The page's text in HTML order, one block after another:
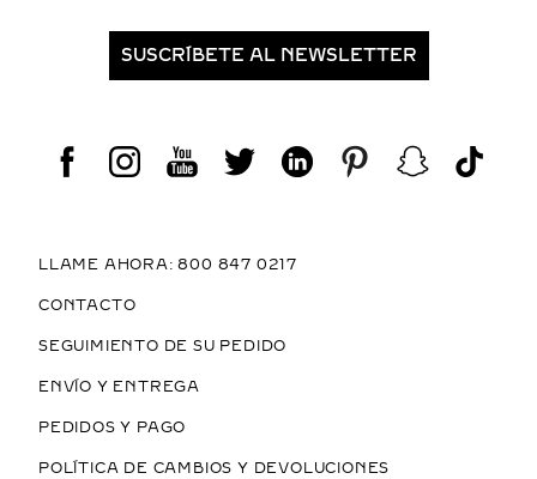
SUSCRÍBETE AL NEWSLETTER
LLAME AHORA: 800 847 0217
CONTACTO
SEGUIMIENTO DE SU PEDIDO
ENVÍO Y ENTREGA
PEDIDOS Y PAGO
POLÍTICA DE CAMBIOS Y DEVOLUCIONES